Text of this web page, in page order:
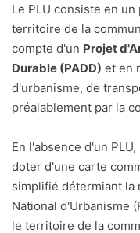
Le PLU consiste en
territoire de la
compte d'un Projet
Durable (PADD) et en
d'urbanisme, de
préalablement par la
En l'absence d'un
doter d'une carte
simplifié détermiant la
National d'Urbanisme
le territoire de la